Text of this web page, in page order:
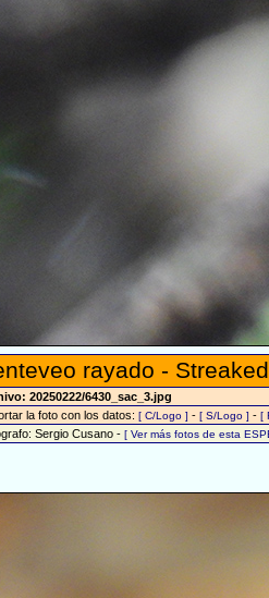
rayado -
20250222/6430_sac_3.jpg
la foto con los datos: [ C/Logo ] - [ S/Logo ] - [
Sergio Cusano - [ Ver más fotos de esta